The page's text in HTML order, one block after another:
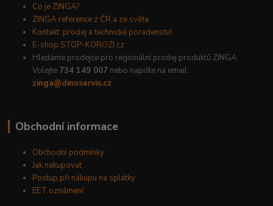
Co je ZINGA?
ZINGA reference z ČR a ze světa
Kontakt: prodej a technické poradenství
E-shop STOP-KOROZI.cz
Hledáme prodejce pro regionální prodej produktů ZINGA.
Volejte 734 149 007 nebo napište na email:
zinga@dinoservis.cz
Obchodní informace
Obchodní podmínky
Jak nakupovat
Postup při nákupu na splátky
EET oznámení